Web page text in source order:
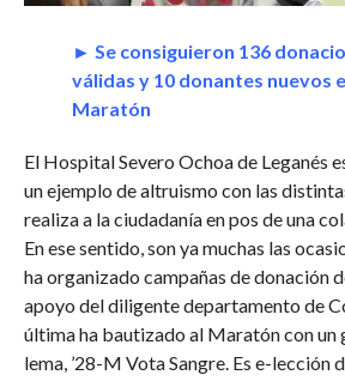
► Se consiguieron 136
válidas y 10 donantes nuevos
Maratón
El Hospital Severo Ochoa de Leganés
un ejemplo de altruismo con las
realiza a la ciudadanía en pos de una
En ese sentido, son ya muchas las
ha organizado campañas de donación
apoyo del diligente departamento de
última ha bautizado al Maratón con un
lema, ’28-M Vota Sangre. Es e-lección